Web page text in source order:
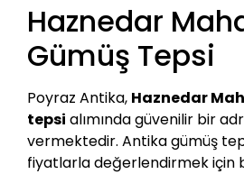
Haznedar
Gümüş Tepsi
Poyraz Antika, Haznedar
tepsi alımında güvenilir bir
vermektedir. Antika gümüş
fiyatlarla değerlendirmek için